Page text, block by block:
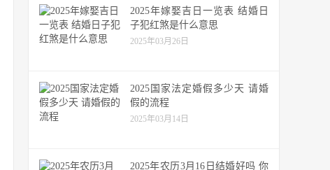
2025年嫁娶吉日一览表 结婚日
子犯红煞是什么意思
2025年03月26日
2025国家法定婚假多少天 请婚
假的流程
2025年03月14日
2025年农历3月16日结婚好吗 你